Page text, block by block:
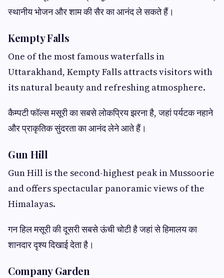
स्थानीय भोजन और शाम की सैर का आनंद ले सकते हैं।
Kempty Falls
One of the most famous waterfalls in
Uttarakhand, Kempty Falls attracts visitors with
its natural beauty and refreshing atmosphere.
कैम्पटी फॉल्स मसूरी का सबसे लोकप्रिय झरना है, जहां पर्यटक नहाने
और प्राकृतिक सुंदरता का आनंद लेने आते हैं।
Gun Hill
Gun Hill is the second-highest peak in Mussoorie
and offers spectacular panoramic views of the
Himalayas.
गन हिल मसूरी की दूसरी सबसे ऊंची चोटी है जहां से हिमालय का
शानदार दृश्य दिखाई देता है।
Company Garden